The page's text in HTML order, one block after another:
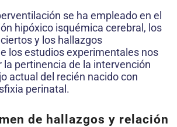
se ha empleado en el
hipóxico isquémica cerebral, los
y los hallazgos
los estudios experimentales nos
la pertinencia de la intervención
actual del recién nacido con
perinatal.
de hallazgos y relación